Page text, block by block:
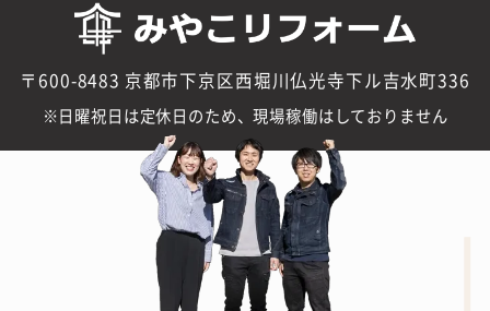
〒600-8483 京都市下京区西堀川仏光寺下ル吉水町336
日曜祝日は定休日のため、現場稼働はしておりません